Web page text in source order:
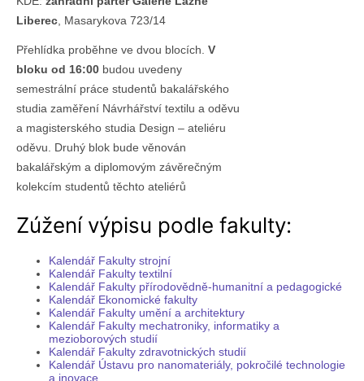
Liberec , Masarykova 723/14
Přehlídka proběhne ve dvou blocích. V
bloku od 16:00 budou uvedeny
semestrální práce studentů bakalářského
studia zaměření Návrhářství textilu a oděvu
a magisterského studia Design – ateliéru
oděvu. Druhý blok bude věnován
bakalářským a diplomovým závěrečným
kolekcím studentů těchto ateliérů
Zúžení výpisu podle fakulty:
Kalendář Fakulty strojní
Kalendář Fakulty textilní
Kalendář Fakulty přírodovědně-humanitní a pedagogické
Kalendář Ekonomické fakulty
Kalendář Fakulty umění a architektury
Kalendář Fakulty mechatroniky, informatiky a
mezioborových studií
Kalendář Fakulty zdravotnických studií
Kalendář Ústavu pro nanomateriály, pokročilé technologie
a inovace